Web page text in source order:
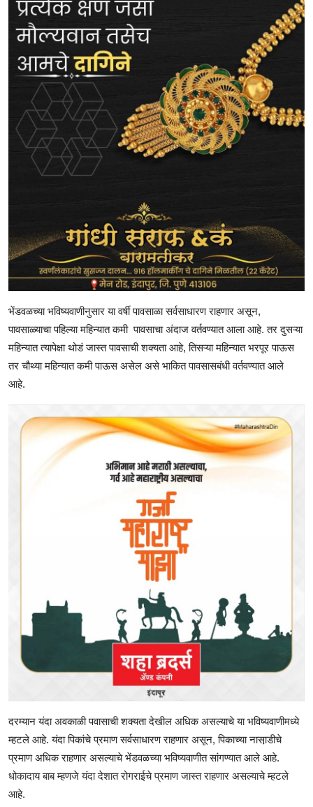
भेंडवळच्या भविष्यवाणीनुसार या वर्षी पावसाळा सर्वसाधारण राहणार असून,
पावसाळ्याचा पहिल्या महिन्यात कमी पावसाचा अंदाज वर्तवण्यात आला आहे. तर दुसऱ्या
महिन्यात त्यापेक्षा थोडं जास्त पावसाची शक्यता आहे, तिसऱ्या महिन्यात भरपूर पाऊस
तर चौथ्या महिन्यात कमी पाऊस असेल असे भाकित पावसासबंधी वर्तवण्यात आले
आहे.
दरम्यान यंदा अवकाळी पवासाची शक्यता देखील अधिक असल्याचे या भविष्यवाणीमध्ये
म्हटले आहे. यंदा पिकांचे प्रमाण सर्वसाधारण राहणार असून, पिकाच्या नासा़डीचे
प्रमाण अधिक राहणार असल्याचे भेंडवळच्या भविष्यवाणीत सांगण्यात आले आहे.
धोकादाय बाब म्हणजे यंदा देशात रोगराईचे प्रमाण जास्त राहणार असल्याचे म्हटले
आहे.